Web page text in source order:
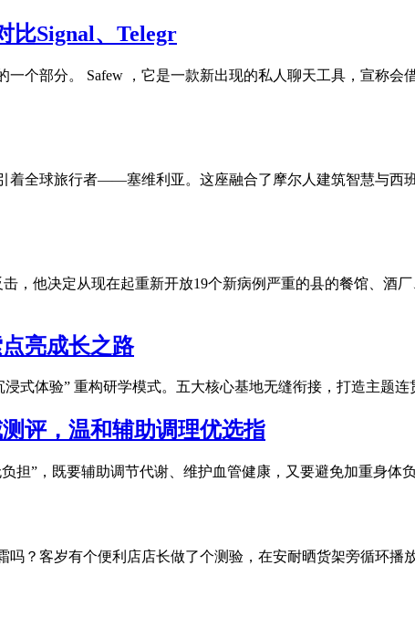
比Signal、Telegr
个部分。 Safew ，它是一款新出现的私人聊天工具，宣称会
着全球旅行者——塞维利亚。这座融合了摩尔人建筑智慧与西
，他决定从现在起重新开放19个新病例严重的县的餐馆、酒
亮成长之路
式体验” 重构研学模式。五大核心基地无缝衔接，打造主题
评，温和辅助调理优选指
担”，既要辅助调节代谢、维护血管健康，又要避免加重身体
？客岁有个便利店店长做了个测验，在安耐晒货架旁循环播